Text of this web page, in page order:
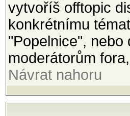
vytvoříš offtopic
konkrétnímu
"Popelnice",
moderátorům
Návrat nahoru